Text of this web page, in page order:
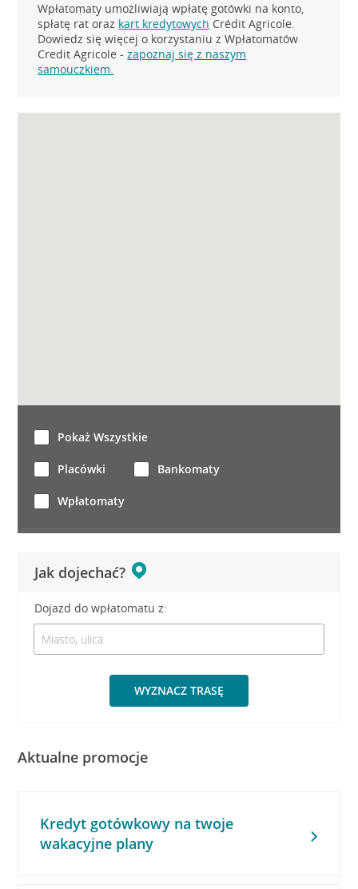
Wpłatomaty umożliwiają wpłatę gotówki na konto,
spłatę rat oraz kart kredytowych Crédit Agricole.
Dowiedz się więcej o korzystaniu z Wpłatomatów
Credit Agricole -zapoznaj się z naszym
samouczkiem.
Jak dojechać?
Dojazd do wpłatomatu z:
WYZNACZ TRASĘ
Pokaż Wszystkie
Placówki Bankomaty
Wpłatomaty
Aktualne promocje
Kredyt gotówkowy na twoje
wakacyjne plany